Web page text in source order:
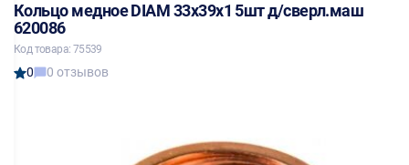
Кольцо медное DIAM 33х39х1 5шт д/сверл.маш
620086
Код товара: 75539
0 0 отзывов